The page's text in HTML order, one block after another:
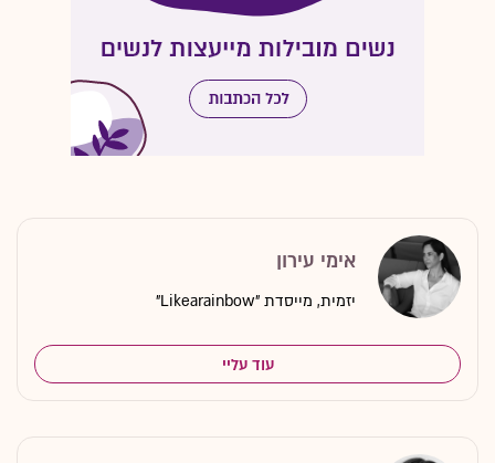
אימי עירון
יזמית, מייסדת "Likearainbow"
עוד עליי